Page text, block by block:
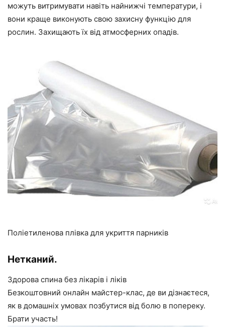
можуть витримувати навіть найнижчі температури, і
вони краще виконують свою захисну функцію для
рослин. Захищають їх від атмосферних опадів.
Поліетиленова плівка для укриття парників
Нетканий.
Здорова спина без лікарів і ліків
Безкоштовний онлайн майстер-клас, де ви дізнаєтеся,
як в домашніх умовах позбутися від болю в попереку.
Брати участь!